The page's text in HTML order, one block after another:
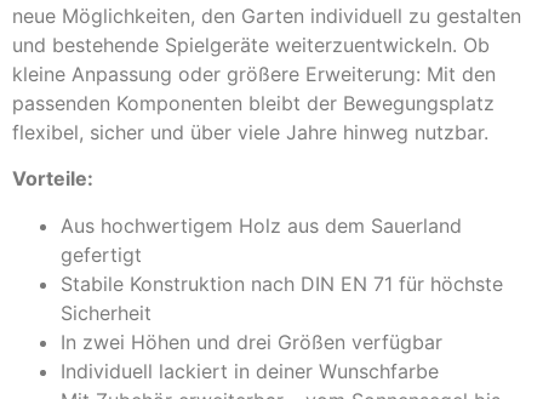
neue Möglichkeiten, den Garten individuell zu gestalten
und bestehende Spielgeräte weiterzuentwickeln. Ob
kleine Anpassung oder größere Erweiterung: Mit den
passenden Komponenten bleibt der Bewegungsplatz
flexibel, sicher und über viele Jahre hinweg nutzbar.
Vorteile:
Aus hochwertigem Holz aus dem Sauerland
gefertigt
Stabile Konstruktion nach DIN EN 71 für höchste
Sicherheit
In zwei Höhen und drei Größen verfügbar
Individuell lackiert in deiner Wunschfarbe